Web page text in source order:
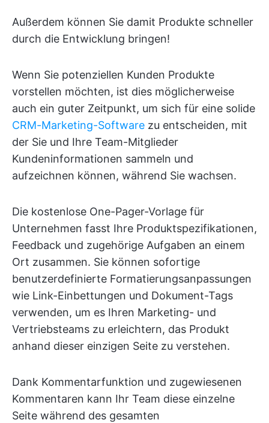
Außerdem können Sie damit Produkte schneller
durch die Entwicklung bringen!
Wenn Sie potenziellen Kunden Produkte
vorstellen möchten, ist dies möglicherweise
auch ein guter Zeitpunkt, um sich für eine solide
CRM-Marketing-Software zu entscheiden, mit
der Sie und Ihre Team-Mitglieder
Kundeninformationen sammeln und
aufzeichnen können, während Sie wachsen.
Die kostenlose One-Pager-Vorlage für
Unternehmen fasst Ihre Produktspezifikationen,
Feedback und zugehörige Aufgaben an einem
Ort zusammen. Sie können sofortige
benutzerdefinierte Formatierungsanpassungen
wie Link-Einbettungen und Dokument-Tags
verwenden, um es Ihren Marketing- und
Vertriebsteams zu erleichtern, das Produkt
anhand dieser einzigen Seite zu verstehen.
Dank Kommentarfunktion und zugewiesenen
Kommentaren kann Ihr Team diese einzelne
Seite während des gesamten